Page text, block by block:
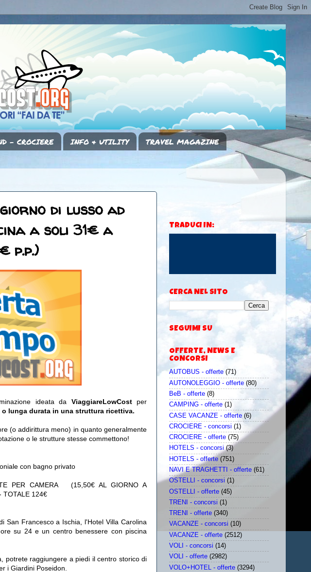
- CROCIERE INFO & UTILITY
TRAVEL MAGAZINE
di lusso ad
a soli 31€ a
p.p.)
ideata da ViaggiareLowCostper
lunga durata in una struttura ricettiva.
(o addirittura meno) in quanto generalmente
o le strutture stesse commettono!
con bagno privato
PER CAMERA (15,50€ AL GIORNO A
TOTALE 124€
San Francesco a Ischia, l'Hotel Villa Carolina
su 24 e un centro benessere con piscina
potrete raggiungere a piedi il centro storico di
i Giardini Poseidon.
TRADUCI IN:
CERCA NEL SITO
SEGUIMI SU
OFFERTE, NEWS E
CONCORSI
AUTOBUS - offerte (71)
AUTONOLEGGIO - offerte (80)
BeB - offerte (8)
CAMPING - offerte (1)
CASE VACANZE - offerte (6)
CROCIERE - concorsi (1)
CROCIERE - offerte (75)
HOTELS - concorsi (3)
HOTELS - offerte (751)
NAVI E TRAGHETTI - offerte (61)
OSTELLI - concorsi (1)
OSTELLI - offerte (45)
TRENI - concorsi (1)
TRENI - offerte (340)
VACANZE - concorsi (10)
VACANZE - offerte (2512)
VOLI - concorsi (14)
VOLI - offerte (2982)
VOLO+HOTEL - offerte (3294)